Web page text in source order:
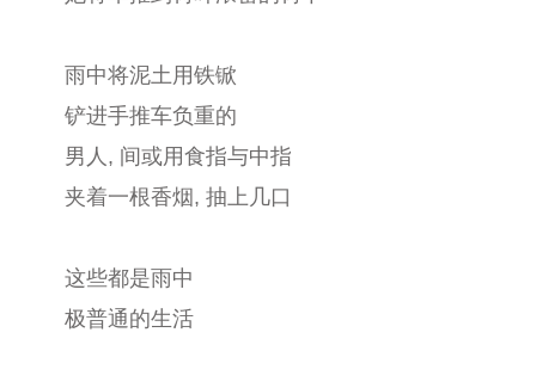
雨中将泥土用铁锨
铲进手推车负重的
男人, 间或用食指与中指
夹着一根香烟, 抽上几口
这些都是雨中
极普通的生活